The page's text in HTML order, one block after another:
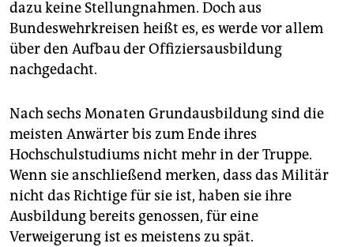
dazu keine Stellungnahmen. Doch aus
Bundeswehrkreisen heißt es, es werde vor allem
über den Aufbau der Offiziersausbildung
nachgedacht.
Nach sechs Monaten Grundausbildung sind die
meisten Anwärter bis zum Ende ihres
Hochschulstudiums nicht mehr in der Truppe.
Wenn sie anschließend merken, dass das Militär
nicht das Richtige für sie ist, haben sie ihre
Ausbildung bereits genossen, für eine
Verweigerung ist es meistens zu spät.